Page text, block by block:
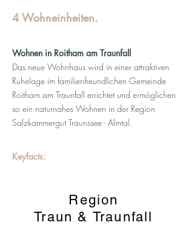
4 Wohneinheiten.
Wohnen in Roitham am Traunfall
Das neue Wohnhaus wird in einer attraktiven
Ruhelage im familienfreundlichen Gemeinde
Roitham am Traunfall errichtet und ermöglichen
so ein naturnahes Wohnen in der Region
Salzkammergut Traunssee - Almtal.
Keyfacts:
Region
Traun & Traunfall